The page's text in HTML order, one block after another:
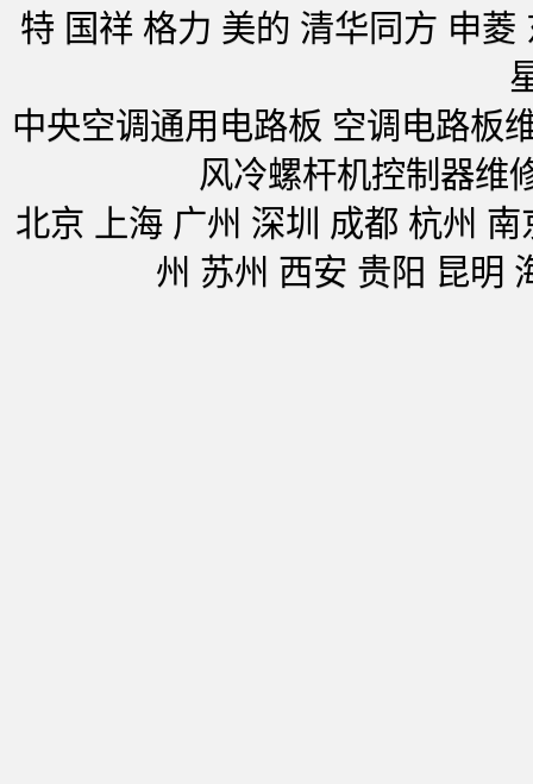
特 国祥 格力 美的 清华同方 申
中央空调通用电路板 空调电路板
风冷螺杆机控制器维
北京 上海 广州 深圳 成都 杭州
州 苏州 西安 贵阳 昆明